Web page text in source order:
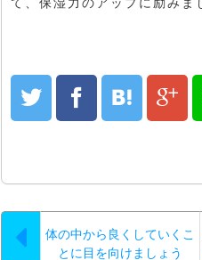
体の中から良くしていくこ
とに目を向けましょう